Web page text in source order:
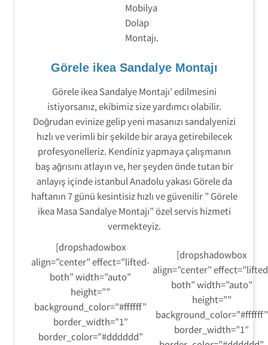
Mobilya
Dolap
Montajı.
Görele ikea Sandalye Montajı
Görele ikea Sandalye Montajı’ edilmesini
istiyorsanız, ekibimiz size yardımcı olabilir.
Doğrudan evinize gelip yeni masanızı sandalyenizi
hızlı ve verimli bir şekilde bir araya getirebilecek
profesyonelleriz. Kendiniz yapmaya çalışmanın
baş ağrısını atlayın ve, her şeyden önde tutan bir
anlayış içinde istanbul Anadolu yakası Görele da
haftanın 7 günü kesintisiz hızlı ve güvenilir ” Görele
ikea Masa Sandalye Montajı” özel servis hizmeti
vermekteyiz.
[dropshadowbox
align=”center” effect=”lifted-
both” width=”auto”
height=””
background_color=”#ffffff”
border_width=”1″
border_color=”#dddddd”
[dropshadowbox
align=”center”
both” width=”auto”
height=””
background_color=”#ffffff”
border_width=”1″